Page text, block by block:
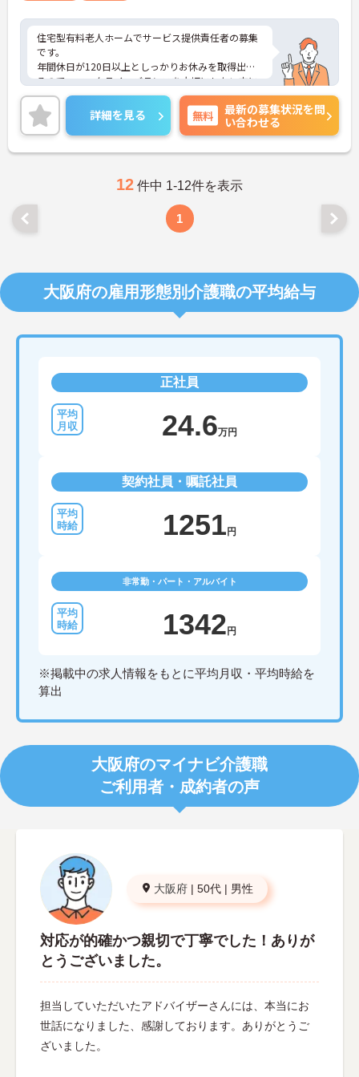
住宅型有料老人ホームでサービス提供責任者の募集
です。
年間休日が120日以上としっかりお休みを取得出来
るので、ワークライフバランスを大切にしたい方に
オススメです◎
ご興味ある方には、面接対策ポイントなど、さらに
詳細をお話しいたしますのでお気軽にご相談くださ
い。
詳細を見る 無料
最新の募集状況を問
い合わせる
12 件中 1-12件を表示
1
大阪府の雇用形態別介護職の平均給与
正社員
24.6万円
契約社員・嘱託社員
1251円
非常勤・パート・アルバイト
1342円
※掲載中の求人情報をもとに平均月収・平均時給を
算出
大阪府のマイナビ介護職
ご利用者・成約者の声
大阪府 | 50代 | 男性
対応が的確かつ親切で丁寧でした！ありが
とうございました。
担当していただいたアドバイザーさんには、本当にお
世話になりました、感謝しております。ありがとうご
ざいました。